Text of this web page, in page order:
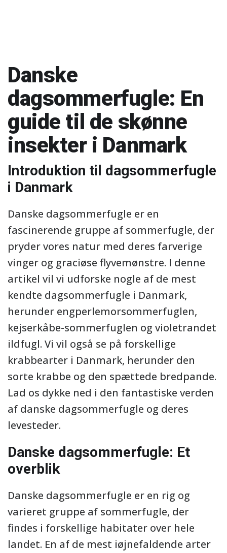
Danske
dagsommerfugle: En
guide til de skønne
insekter i Danmark
Introduktion til dagsommerfugle
i Danmark
Danske dagsommerfugle er en
fascinerende gruppe af sommerfugle, der
pryder vores natur med deres farverige
vinger og graciøse flyvemønstre. I denne
artikel vil vi udforske nogle af de mest
kendte dagsommerfugle i Danmark,
herunder engperlemorsommerfuglen,
kejserkåbe-sommerfuglen og violetrandet
ildfugl. Vi vil også se på forskellige
krabbearter i Danmark, herunder den
sorte krabbe og den spættede bredpande.
Lad os dykke ned i den fantastiske verden
af danske dagsommerfugle og deres
levesteder.
Danske dagsommerfugle: Et
overblik
Danske dagsommerfugle er en rig og
varieret gruppe af sommerfugle, der
findes i forskellige habitater over hele
landet. En af de mest iøjnefaldende arter